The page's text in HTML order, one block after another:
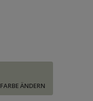
FARBE ÄNDERN